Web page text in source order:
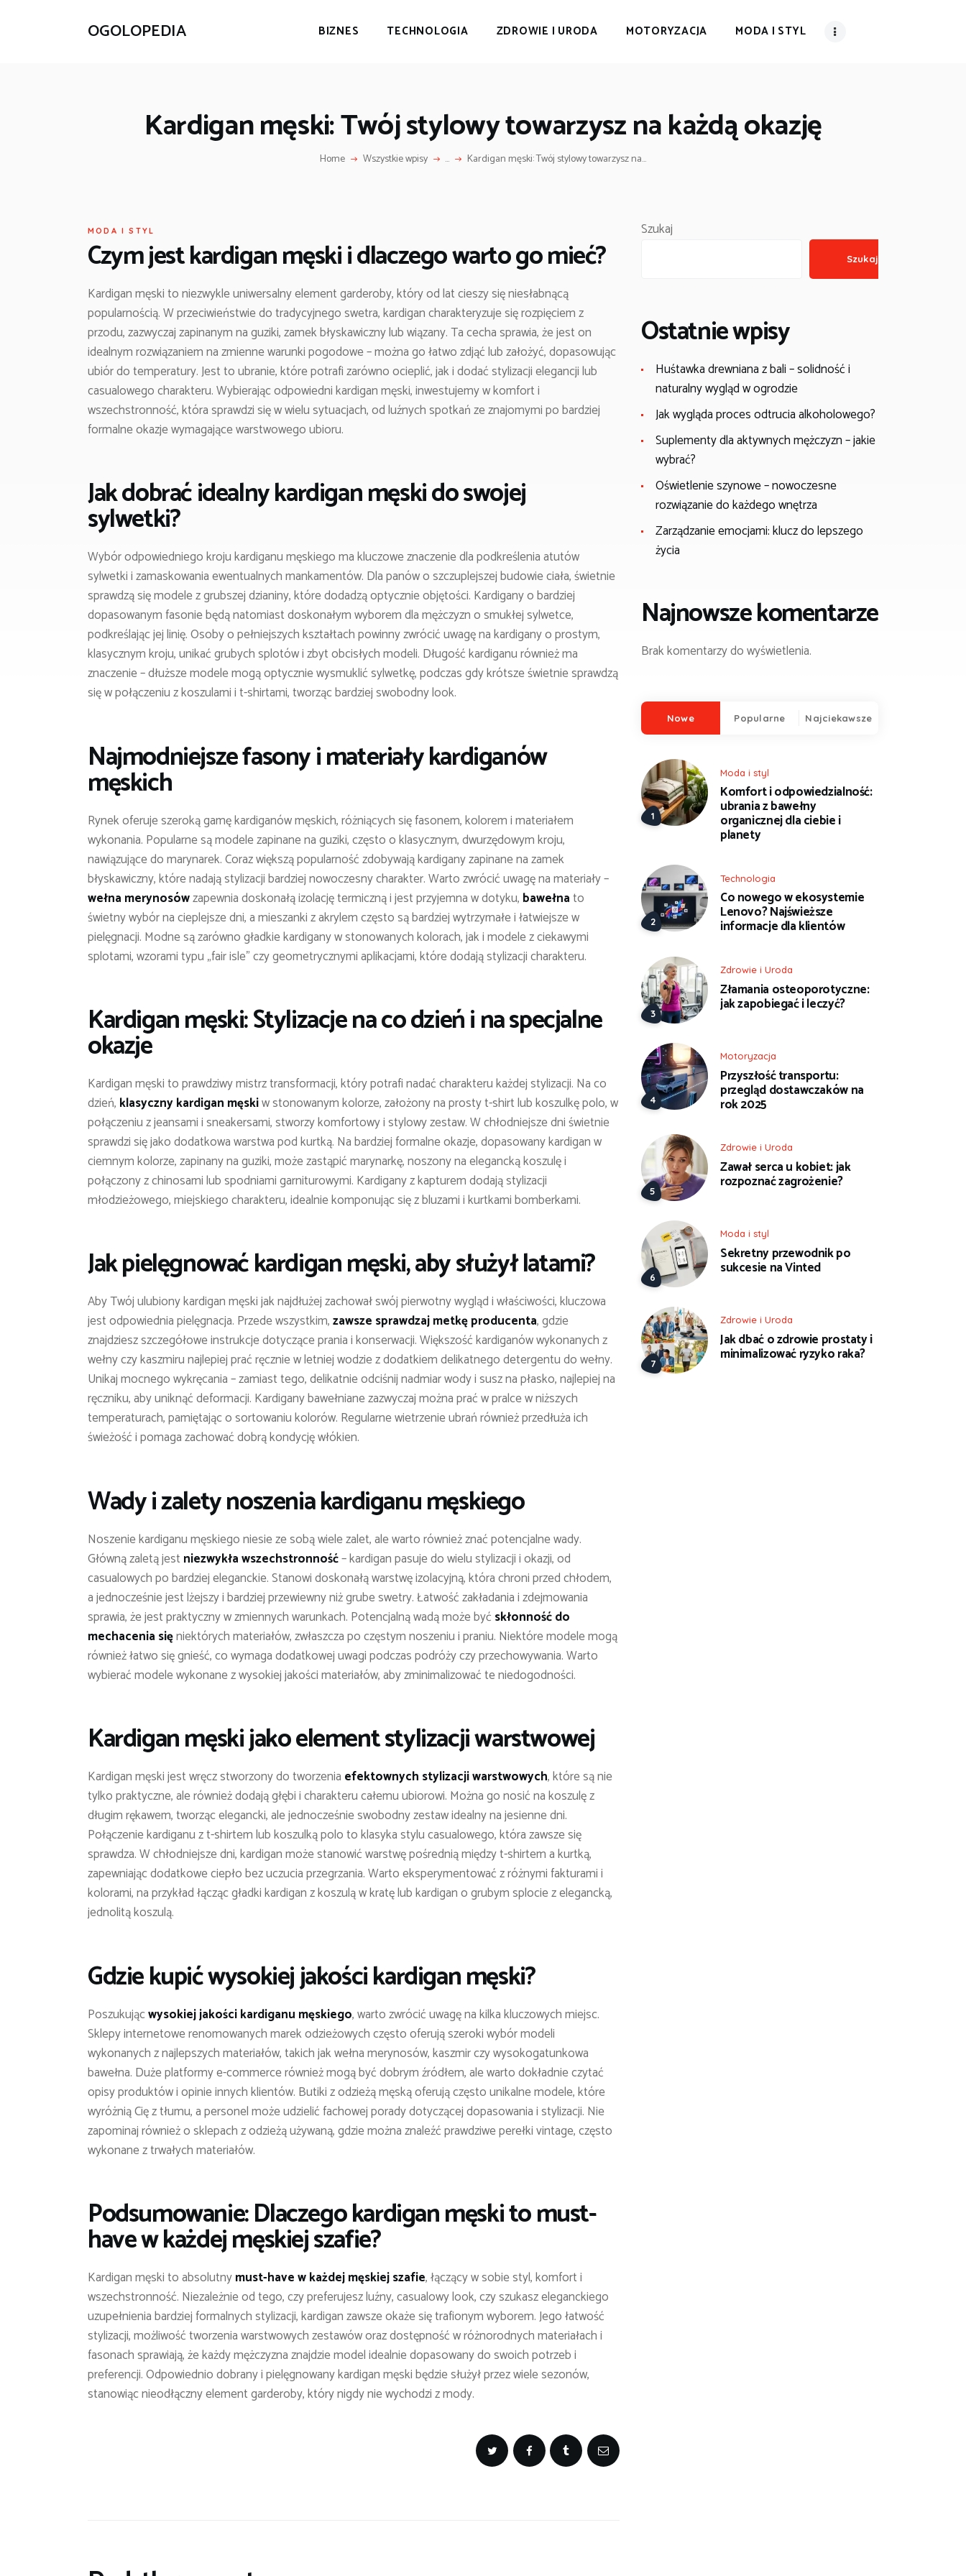
OGOLOPEDIA BIZNES TECHNOLOGIA ZDROWIE I URODA MOTORYZACJA MODA I STYL
Kardigan męski: Twój stylowy towarzysz na każdą okazję
Home Wszystkie wpisy ... Kardigan męski: Twój stylowy towarzysz na...
MODA I STYL
Czym jest kardigan męski i dlaczego warto go mieć?
Kardigan męski to niezwykle uniwersalny element garderoby, który od lat cieszy się niesłabnącą
popularnością. W przeciwieństwie do tradycyjnego swetra, kardigan charakteryzuje się rozpięciem z
przodu, zazwyczaj zapinanym na guziki, zamek błyskawiczny lub wiązany. Ta cecha sprawia, że jest on
idealnym rozwiązaniem na zmienne warunki pogodowe – można go łatwo zdjąć lub założyć, dopasowując
ubiór do temperatury. Jest to ubranie, które potrafi zarówno ocieplić, jak i dodać stylizacji elegancji lub
casualowego charakteru. Wybierając odpowiedni kardigan męski, inwestujemy w komfort i
wszechstronność, która sprawdzi się w wielu sytuacjach, od luźnych spotkań ze znajomymi po bardziej
formalne okazje wymagające warstwowego ubioru.
Jak dobrać idealny kardigan męski do swojej
sylwetki?
Wybór odpowiedniego kroju kardiganu męskiego ma kluczowe znaczenie dla podkreślenia atutów
sylwetki i zamaskowania ewentualnych mankamentów. Dla panów o szczuplejszej budowie ciała, świetnie
sprawdzą się modele z grubszej dzianiny, które dodadzą optycznie objętości. Kardigany o bardziej
dopasowanym fasonie będą natomiast doskonałym wyborem dla mężczyzn o smukłej sylwetce,
podkreślając jej linię. Osoby o pełniejszych kształtach powinny zwrócić uwagę na kardigany o prostym,
klasycznym kroju, unikać grubych splotów i zbyt obcisłych modeli. Długość kardiganu również ma
znaczenie – dłuższe modele mogą optycznie wysmuklić sylwetkę, podczas gdy krótsze świetnie sprawdzą
się w połączeniu z koszulami i t-shirtami, tworząc bardziej swobodny look.
Najmodniejsze fasony i materiały kardiganów
męskich
Rynek oferuje szeroką gamę kardiganów męskich, różniących się fasonem, kolorem i materiałem
wykonania. Popularne są modele zapinane na guziki, często o klasycznym, dwurzędowym kroju,
nawiązujące do marynarek. Coraz większą popularność zdobywają kardigany zapinane na zamek
błyskawiczny, które nadają stylizacji bardziej nowoczesny charakter. Warto zwrócić uwagę na materiały –
wełna merynosówzapewnia doskonałą izolację termiczną i jest przyjemna w dotyku, bawełnato
świetny wybór na cieplejsze dni, a mieszanki z akrylem często są bardziej wytrzymałe i łatwiejsze w
pielęgnacji. Modne są zarówno gładkie kardigany w stonowanych kolorach, jak i modele z ciekawymi
splotami, wzorami typu „fair isle” czy geometrycznymi aplikacjami, które dodają stylizacji charakteru.
Kardigan męski: Stylizacje na co dzień i na specjalne
okazje
Kardigan męski to prawdziwy mistrz transformacji, który potrafi nadać charakteru każdej stylizacji. Na co
dzień, klasyczny kardigan męskiw stonowanym kolorze, założony na prosty t-shirt lub koszulkę polo, w
połączeniu z jeansami i sneakersami, stworzy komfortowy i stylowy zestaw. W chłodniejsze dni świetnie
sprawdzi się jako dodatkowa warstwa pod kurtką. Na bardziej formalne okazje, dopasowany kardigan w
ciemnym kolorze, zapinany na guziki, może zastąpić marynarkę, noszony na elegancką koszulę i
połączony z chinosami lub spodniami garniturowymi. Kardigany z kapturem dodają stylizacji
młodzieżowego, miejskiego charakteru, idealnie komponując się z bluzami i kurtkami bomberkami.
Jak pielęgnować kardigan męski, aby służył latami?
Aby Twój ulubiony kardigan męski jak najdłużej zachował swój pierwotny wygląd i właściwości, kluczowa
jest odpowiednia pielęgnacja. Przede wszystkim,zawsze sprawdzaj metkę producenta, gdzie
znajdziesz szczegółowe instrukcje dotyczące prania i konserwacji. Większość kardiganów wykonanych z
wełny czy kaszmiru najlepiej prać ręcznie w letniej wodzie z dodatkiem delikatnego detergentu do wełny.
Unikaj mocnego wykręcania – zamiast tego, delikatnie odciśnij nadmiar wody i susz na płasko, najlepiej na
ręczniku, aby uniknąć deformacji. Kardigany bawełniane zazwyczaj można prać w pralce w niższych
temperaturach, pamiętając o sortowaniu kolorów. Regularne wietrzenie ubrań również przedłuża ich
świeżość i pomaga zachować dobrą kondycję włókien.
Wady i zalety noszenia kardiganu męskiego
Noszenie kardiganu męskiego niesie ze sobą wiele zalet, ale warto również znać potencjalne wady.
Główną zaletą jestniezwykła wszechstronność– kardigan pasuje do wielu stylizacji i okazji, od
casualowych po bardziej eleganckie. Stanowi doskonałą warstwę izolacyjną, która chroni przed chłodem,
a jednocześnie jest lżejszy i bardziej przewiewny niż grube swetry. Łatwość zakładania i zdejmowania
sprawia, że jest praktyczny w zmiennych warunkach. Potencjalną wadą może być skłonność do
mechacenia sięniektórych materiałów, zwłaszcza po częstym noszeniu i praniu. Niektóre modele mogą
również łatwo się gnieść, co wymaga dodatkowej uwagi podczas podróży czy przechowywania. Warto
wybierać modele wykonane z wysokiej jakości materiałów, aby zminimalizować te niedogodności.
Kardigan męski jako element stylizacji warstwowej
Kardigan męski jest wręcz stworzony do tworzenia efektownych stylizacji warstwowych, które są nie
tylko praktyczne, ale również dodają głębi i charakteru całemu ubiorowi. Można go nosić na koszulę z
długim rękawem, tworząc elegancki, ale jednocześnie swobodny zestaw idealny na jesienne dni.
Połączenie kardiganu z t-shirtem lub koszulką polo to klasyka stylu casualowego, która zawsze się
sprawdza. W chłodniejsze dni, kardigan może stanowić warstwę pośrednią między t-shirtem a kurtką,
zapewniając dodatkowe ciepło bez uczucia przegrzania. Warto eksperymentować z różnymi fakturami i
kolorami, na przykład łącząc gładki kardigan z koszulą w kratę lub kardigan o grubym splocie z elegancką,
jednolitą koszulą.
Gdzie kupić wysokiej jakości kardigan męski?
Poszukującwysokiej jakości kardiganu męskiego, warto zwrócić uwagę na kilka kluczowych miejsc.
Sklepy internetowe renomowanych marek odzieżowych często oferują szeroki wybór modeli
wykonanych z najlepszych materiałów, takich jak wełna merynosów, kaszmir czy wysokogatunkowa
bawełna. Duże platformy e-commerce również mogą być dobrym źródłem, ale warto dokładnie czytać
opisy produktów i opinie innych klientów. Butiki z odzieżą męską oferują często unikalne modele, które
wyróżnią Cię z tłumu, a personel może udzielić fachowej porady dotyczącej dopasowania i stylizacji. Nie
zapominaj również o sklepach z odzieżą używaną, gdzie można znaleźć prawdziwe perełki vintage, często
wykonane z trwałych materiałów.
Podsumowanie: Dlaczego kardigan męski to must-
have w każdej męskiej szafie?
Kardigan męski to absolutnymust-have w każdej męskiej szafie, łączący w sobie styl, komfort i
wszechstronność. Niezależnie od tego, czy preferujesz luźny, casualowy look, czy szukasz eleganckiego
uzupełnienia bardziej formalnych stylizacji, kardigan zawsze okaże się trafionym wyborem. Jego łatwość
stylizacji, możliwość tworzenia warstwowych zestawów oraz dostępność w różnorodnych materiałach i
fasonach sprawiają, że każdy mężczyzna znajdzie model idealnie dopasowany do swoich potrzeb i
preferencji. Odpowiednio dobrany i pielęgnowany kardigan męski będzie służył przez wiele sezonów,
stanowiąc nieodłączny element garderoby, który nigdy nie wychodzi z mody.
Szukaj
Szukaj
Ostatnie wpisy
Huśtawka drewniana z bali – solidność i
naturalny wygląd w ogrodzie
Jak wygląda proces odtrucia alkoholowego?
Suplementy dla aktywnych mężczyzn – jakie
wybrać?
Oświetlenie szynowe – nowoczesne
rozwiązanie do każdego wnętrza
Zarządzanie emocjami: klucz do lepszego
życia
Najnowsze komentarze
Brak komentarzy do wyświetlenia.
Nowe Popularne Najciekawsze
Moda i styl
Komfort i odpowiedzialność:
ubrania z bawełny
organicznej dla ciebie i
planety
Technologia
Co nowego w ekosystemie
Lenovo? Najświeższe
informacje dla klientów
Zdrowie i Uroda
Złamania osteoporotyczne:
jak zapobiegać i leczyć?
Motoryzacja
Przyszłość transportu:
przegląd dostawczaków na
rok 2025
Zdrowie i Uroda
Zawał serca u kobiet: jak
rozpoznać zagrożenie?
Moda i styl
Sekretny przewodnik po
sukcesie na Vinted
Zdrowie i Uroda
Jak dbać o zdrowie prostaty i
minimalizować ryzyko raka?